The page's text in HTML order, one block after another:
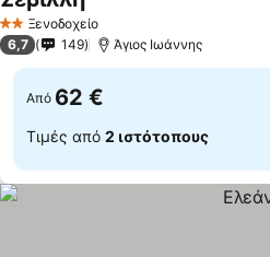
2 ΑστέριαΞενοδοχείο
6,7 149 Άγιος Ιωάννης
Από 62 €
Τιμές από 2 ιστότοπους